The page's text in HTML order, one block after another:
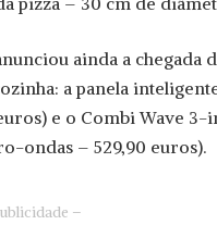
ainda a chegada
a panela
e o Combi Wave 3-
ondas – 529,90 euros).
–